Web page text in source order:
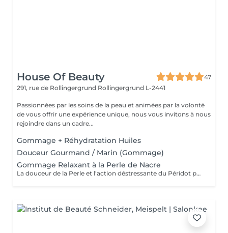
House Of Beauty
47
291, rue de Rollingergrund Rollingergrund L-2441
Passionnées par les soins de la peau et animées par la volonté
de vous offrir une expérience unique, nous vous invitons à nous
rejoindre dans un cadre...
Gommage + Réhydratation Huiles
Douceur Gourmand / Marin (Gommage)
Gommage Relaxant à la Perle de Nacre
La douceur de la Perle et l'action déstressante du Péridot pour affiner le grain de peau. Le corps est détendu et la peau est douce.